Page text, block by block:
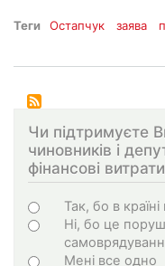
Теги Остапчук заява
Чи підтримуєте
чиновників і
фінансові
Choices
Так, бо в країні
Ні, бо це
Мені все одно